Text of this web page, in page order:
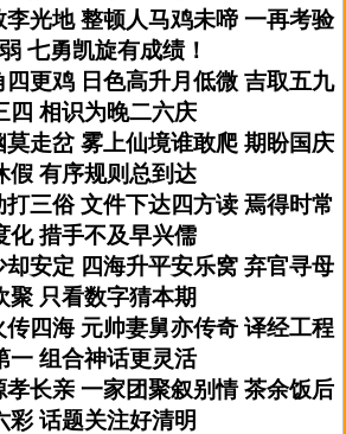
光地 整顿人马鸡未啼 一再考验
七勇凯旋有成绩！
更鸡 日色高升月低微 吉取五九
四 相识为晚二六庆
走岔 雾上仙境谁敢爬 期盼国庆
假 有序规则总到达
三俗 文件下达四方读 焉得时常
化 措手不及早兴儒
安定 四海升平安乐窝 弃官寻母
聚 只看数字猜本期
四海 元帅妻舅亦传奇 译经工程
一 组合神话更灵活
长亲 一家团聚叙别情 茶余饭后
彩 话题关注好清明